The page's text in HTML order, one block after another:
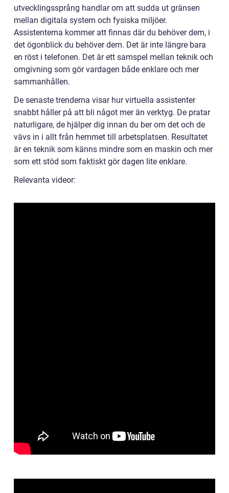
utvecklingssprång handlar om att sudda ut gränsen
mellan digitala system och fysiska miljöer.
Assistenterna kommer att finnas där du behöver dem, i
det ögonblick du behöver dem. Det är inte längre bara
en röst i telefonen. Det är ett samspel mellan teknik och
omgivning som gör vardagen både enklare och mer
sammanhållen.
De senaste trenderna visar hur virtuella assistenter
snabbt håller på att bli något mer än verktyg. De pratar
naturligare, de hjälper dig innan du ber om det och de
vävs in i allt från hemmet till arbetsplatsen. Resultatet
är en teknik som känns mindre som en maskin och mer
som ett stöd som faktiskt gör dagen lite enklare.
Relevanta videor: